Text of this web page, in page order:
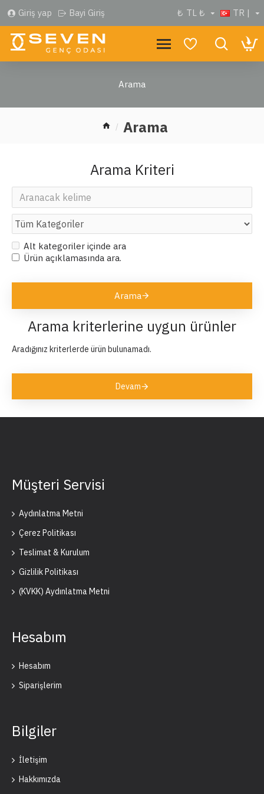
Giriş yap Bayi Giriş ₺ TL ₺ TR |
Arama
Arama
Arama Kriteri
Alt kategoriler içinde ara
Ürün açıklamasında ara.
Arama
Arama kriterlerine uygun ürünler
Aradığınız kriterlerde ürün bulunamadı.
Devam
Müşteri Servisi
Aydınlatma Metni
Çerez Politikası
Teslimat & Kurulum
Gizlilik Politikası
(KVKK) Aydınlatma Metni
Hesabım
Hesabım
Siparişlerim
Bilgiler
İletişim
Hakkımızda